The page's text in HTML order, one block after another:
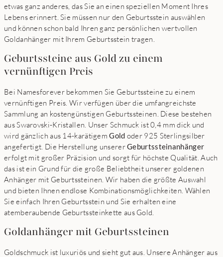
etwas ganz anderes, das Sie an einen speziellen Moment Ihres
Lebens erinnert. Sie müssen nur den Geburtsstein auswählen
und können schon bald Ihren ganz persönlichen wertvollen
Goldanhänger mit Ihrem Geburtsstein tragen.
Geburtssteine aus Gold zu einem
vernünftigen Preis
Bei Namesforever bekommen Sie Geburtssteine zu einem
vernünftigen Preis. Wir verfügen über die umfangreichste
Sammlung an kostengünstigen Geburtssteinen. Diese bestehen
aus Swarovski-Kristallen. Unser Schmuck ist 0,4 mm dick und
wird gänzlich aus 14-karätigemGold oder 925 Sterlingsilber
angefertigt. Die Herstellung unsererGeburtssteinanhänger
erfolgt mit großer Präzision und sorgt für höchste Qualität. Auch
das ist ein Grund für die große Beliebtheit unserer goldenen
Anhänger mit Geburtssteinen. Wir haben die größte Auswahl
und bieten Ihnen endlose Kombinationsmöglichkeiten. Wählen
Sie einfach Ihren Geburtsstein und Sie erhalten eine
atemberaubende Geburtssteinkette aus Gold.
Goldanhänger mit Geburtssteinen
Goldschmuck ist luxuriös und sieht gut aus. Unsere Anhänger aus